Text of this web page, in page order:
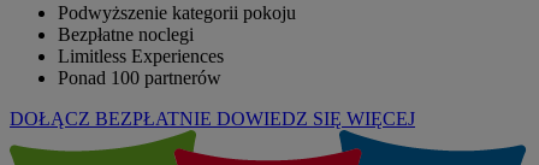
Podwyższenie kategorii pokoju
Bezpłatne noclegi
Limitless Experiences
Ponad 100 partnerów
DOŁĄCZ BEZPŁATNIE DOWIEDZ SIĘ WIĘCEJ